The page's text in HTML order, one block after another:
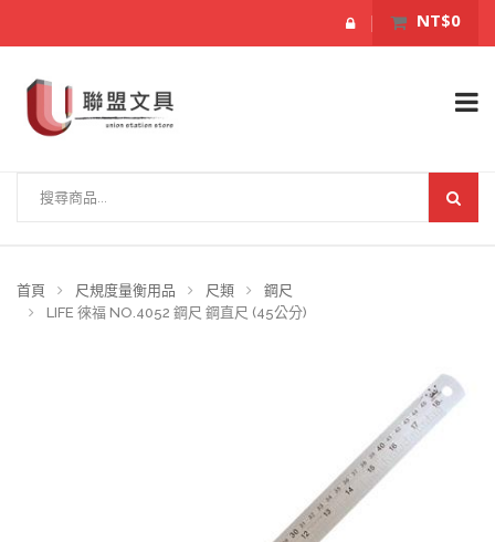
NT$0
首頁 尺規度量衡用品 尺類
鋼尺
LIFE 徠福 NO.4052 鋼尺 鋼直尺 (45公分)